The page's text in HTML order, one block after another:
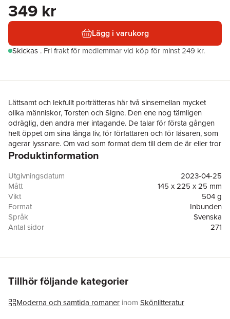
349 kr
Lägg i varukorg
Skickas . Fri frakt för medlemmar vid köp för minst 249 kr.
Lättsamt och lekfullt porträtteras här två sinsemellan mycket
olika människor, Torsten och Signe. Den ene nog tämligen
odräglig, den andra mer intagande. De talar för första gången
helt öppet om sina långa liv, för författaren och för läsaren, som
agerar lyssnare. Om vad som format dem till dem de är eller tror
sig vara – båda till synes banalt odramatiska individer utan
Produktinformation
Utgivningsdatum
2023-04-25
Mått
145 x 225 x 25 mm
Vikt
504 g
Format
Inbunden
Språk
Svenska
Antal sidor
271
ISBN
9789146240501
Tillhör följande kategorier
Moderna och samtida romaner inom Skönlitteratur